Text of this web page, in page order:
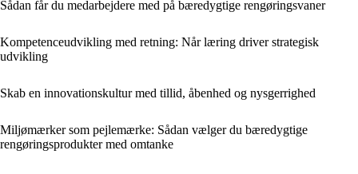
Sådan får du medarbejdere med på bæredygtige rengøringsvaner
Kompetenceudvikling med retning: Når læring driver strategisk
udvikling
Skab en innovationskultur med tillid, åbenhed og nysgerrighed
Miljømærker som pejlemærke: Sådan vælger du bæredygtige
rengøringsprodukter med omtanke